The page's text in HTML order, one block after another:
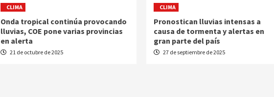
CLIMA
Onda tropical continúa provocando
lluvias, COE pone varias provincias
en alerta
21 de octubre de 2025
CLIMA
Pronostican lluvias intensas a
causa de tormenta y alertas en
gran parte del país
27 de septiembre de 2025